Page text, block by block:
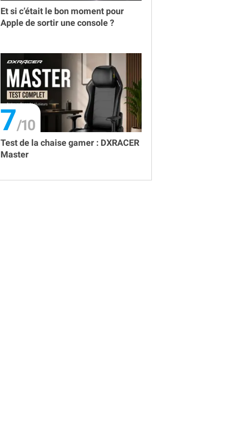
Et si c’était le bon moment pour
Apple de sortir une console ?
7
Test de la chaise gamer : DXRACER
Master